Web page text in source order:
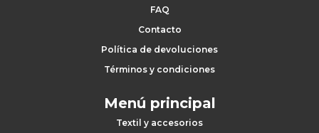
FAQ
Contacto
Política de devoluciones
Términos y condiciones
Menú principal
Textil y accesorios